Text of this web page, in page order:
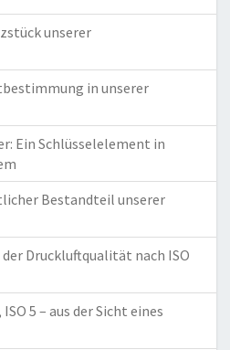
unserer
in unserer
Ein Schlüsselelement in
Bestandteil unserer
Druckluftqualität nach ISO
5 – aus der Sicht eines